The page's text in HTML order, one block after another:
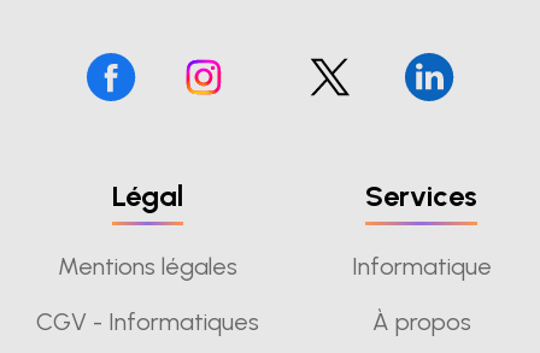
Légal
Mentions légales
CGV - Informatiques
Services
Informatique
À propos